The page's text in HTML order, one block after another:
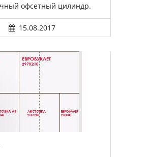
офсетный цилиндр.
15.08.2017